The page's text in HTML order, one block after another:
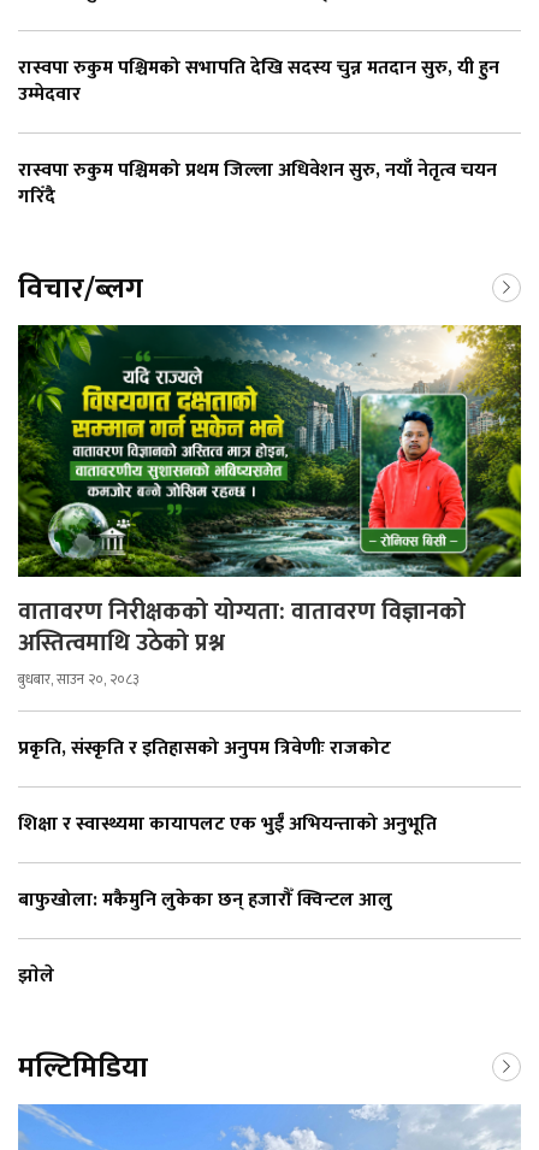
रास्वपा रुकुम पश्चिमको सभापति देखि सदस्य चुन्न मतदान सुरु, यी हुन
उम्मेदवार
रास्वपा रुकुम पश्चिमको प्रथम जिल्ला अधिवेशन सुरु, नयाँ नेतृत्व चयन
गरिँदै
विचार/ब्लग
वातावरण निरीक्षकको योग्यता: वातावरण विज्ञानको
अस्तित्वमाथि उठेको प्रश्न
बुधबार, साउन २०, २०८३
प्रकृति, संस्कृति र इतिहासको अनुपम त्रिवेणीः राजकोट
शिक्षा र स्वास्थ्यमा कायापलट एक भुईँ अभियन्ताको अनुभूति
बाफुखोला: मकैमुनि लुकेका छन् हजारौँ क्विन्टल आलु
झाेले
मल्टिमिडिया